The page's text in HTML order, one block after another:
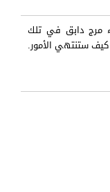
مرج دابق في تلك
كيف ستنتهي الأمور.